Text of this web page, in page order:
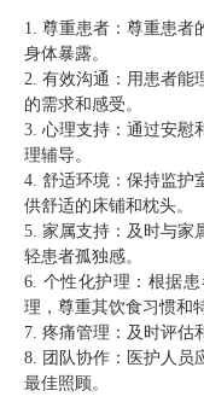
1. 尊重患者：尊重患者
身体暴露。
2. 有效沟通：用患者能
的需求和感受。
3. 心理支持：通过安慰
理辅导。
4. 舒适环境：保持监护
供舒适的床铺和枕头。
5. 家属支持：及时与家
轻患者孤独感。
6. 个性化护理：根据
理，尊重其饮食习惯和
7. 疼痛管理：及时评估
8. 团队协作：医护人员
最佳照顾。